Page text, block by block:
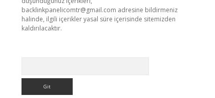
backlinkpanelicomtr@gmail.com adresine bildirmeniz
halinde, ilgili içerikler yasal süre içerisinde sitemizden
kaldırılacaktır.